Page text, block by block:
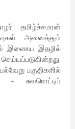
தமிழ்ச்சமரன்
அனைத்தும்
இணைய இதழில்
பகுதிகளில்
– சுவரொட்டிப்